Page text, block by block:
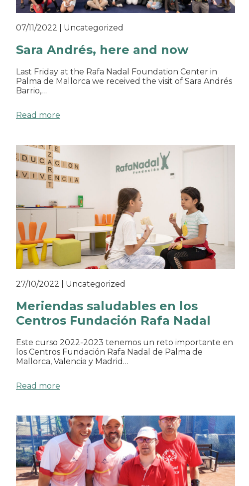
07/11/2022 Uncategorized
Sara Andrés, here and now
Last Friday at the Rafa Nadal Foundation Center in
Palma de Mallorca we received the visit of Sara Andrés
Barrio,…
Read more
27/10/2022 Uncategorized
Meriendas saludables en los
Centros Fundación Rafa Nadal
Este curso 2022-2023 tenemos un reto importante en
los Centros Fundación Rafa Nadal de Palma de
Mallorca, Valencia y Madrid…
Read more